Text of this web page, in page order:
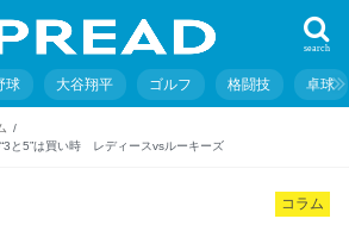
search
球 大谷翔平 ゴルフ 格闘技 卓球
と5”は買い時 レディースvsルーキーズ
コラム